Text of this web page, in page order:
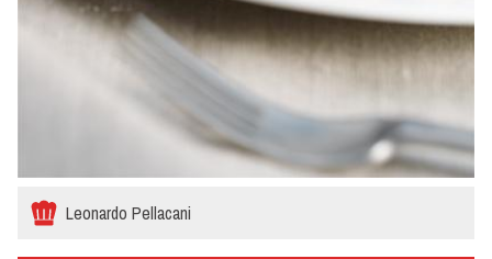
Leonardo Pellacani